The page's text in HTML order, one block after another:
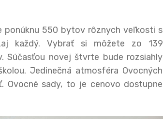
550 bytov rôznych veľkosti s
každý. Vybrať si môžete zo 139
Súčasťou novej štvrte bude rozsiahly
Jedinečná atmosféra Ovocných
Ovocné sady, to je cenovo dostupne